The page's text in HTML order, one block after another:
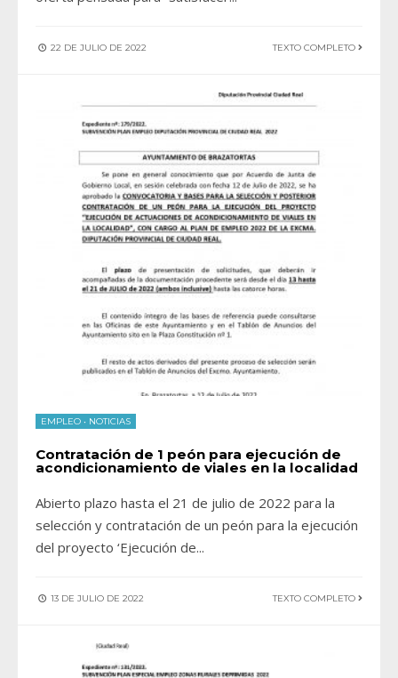
22 DE JULIO DE 2022 TEXTO COMPLETO
EMPLEO • NOTICIAS
Contratación de 1 peón para ejecución de
acondicionamiento de viales en la localidad
Abierto plazo hasta el 21 de julio de 2022 para la
selección y contratación de un peón para la ejecución
del proyecto ‘Ejecución de...
13 DE JULIO DE 2022 TEXTO COMPLETO